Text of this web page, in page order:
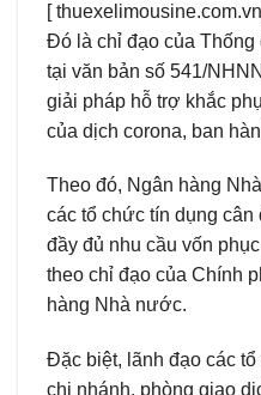
[
Đó là chỉ đạo của
tại văn bản số 541/
giải pháp hỗ trợ khắc
của dịch corona, ban
Theo đó, Ngân hàng
các tổ chức tín dụng
đầy đủ nhu cầu vốn
theo chỉ đạo của Chính
hàng Nhà nước.
Đặc biệt, lãnh đạo các
chi nhánh, phòng giao